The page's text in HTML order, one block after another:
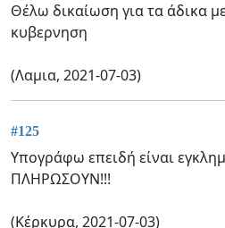
Θέλω δικαίωση για τα άδικα
κυβερνηση
(Λαμια, 2021-07-03)
#125
Υπογράφω επειδή είναι
ΠΛΗΡΩΣΟΥΝ!!!
(Κέρκυρα, 2021-07-03)